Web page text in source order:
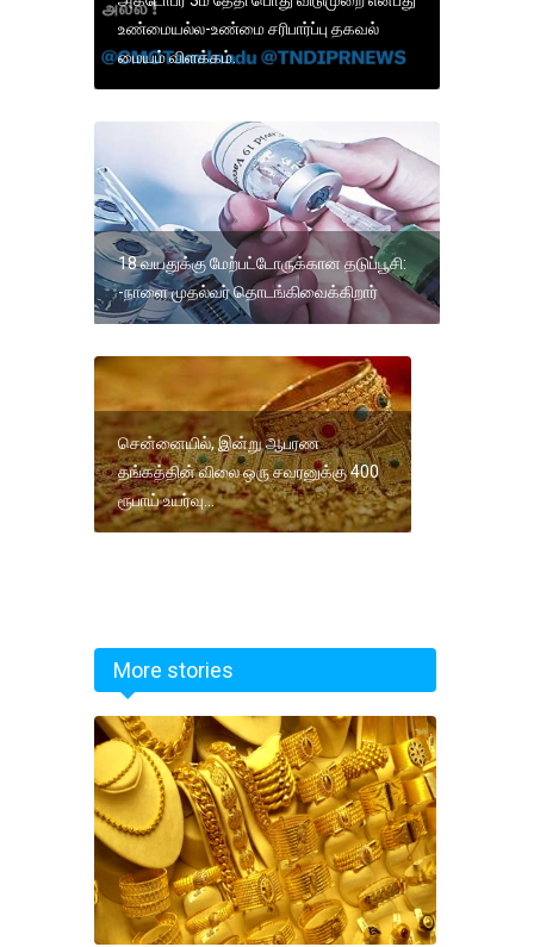
உண்மையல்ல-உண்மை சரிபார்ப்பு தகவல்
மையம் விளக்கம்.
18 வயதுக்கு மேற்பட்டோருக்கான தடுப்பூசி:
-நாளை முதல்வர் தொடங்கிவைக்கிறார்
சென்னையில், இன்று ஆபரண
தங்கத்தின் விலை ஒரு சவரனுக்கு 400
ரூபாய் உயர்வு...
More stories